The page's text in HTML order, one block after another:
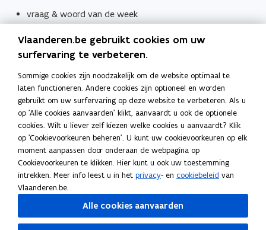
vraag & woord van de week
Schrijf je in
Thema's
Taaladviezen
Spellingregels
Tips voor duidelijke taal
Bekijk ook
Spellingtests
Boek- en webwijzer
Vlaanderen.be gebruikt cookies om uw
surfervaring te verbeteren.
Sommige cookies zijn noodzakelijk om de website optimaal te
laten functioneren. Andere cookies zijn optioneel en worden
gebruikt om uw surfervaring op deze website te verbeteren. Als u
op 'Alle cookies aanvaarden' klikt, aanvaardt u ook de optionele
cookies. Wilt u liever zelf kiezen welke cookies u aanvaardt? Klik
op 'Cookievoorkeuren beheren'. U kunt uw cookievoorkeuren op elk
moment aanpassen door onderaan de webpagina op
Cookievoorkeuren te klikken. Hier kunt u ook uw toestemming
intrekken. Meer info leest u in het privacy- en cookiebeleid van
Vlaanderen.be.
Alle cookies aanvaarden